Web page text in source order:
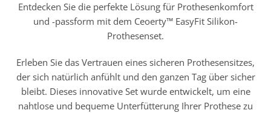
Entdecken Sie die perfekte Lösung für Prothesenkomfort
und -passform mit dem Ceoerty™ EasyFit Silikon-
Prothesenset.
Erleben Sie das Vertrauen eines sicheren Prothesensitzes,
der sich natürlich anfühlt und den ganzen Tag über sicher
bleibt. Dieses innovative Set wurde entwickelt, um eine
nahtlose und bequeme Unterfütterung Ihrer Prothese zu